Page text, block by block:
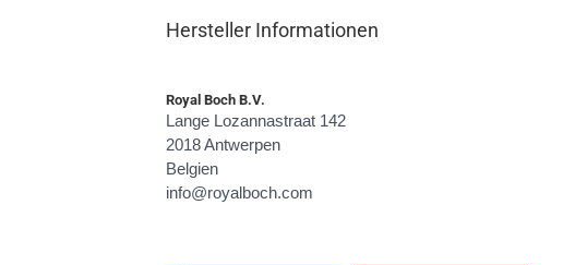
Hersteller Informationen
Royal Boch B.V.
Lange Lozannastraat 142
2018 Antwerpen
Belgien
info@royalboch.com